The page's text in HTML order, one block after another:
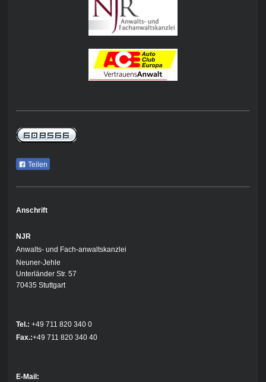
Teilen
Anschrift
NJR
Anwalts- und Fach-anwaltskanzlei
Neuner-Jehle
Unterländer Str. 57
70435 Stuttgart
Tel.: +49 711 820 340 0
Fax.:+49 711 820 340 40
E-Mail: